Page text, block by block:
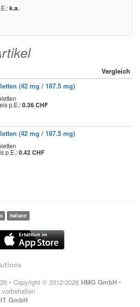
k.a.
Vergleich
(42 mg / 187.5 mg)
p.E.:0.36 CHF
(42 mg / 187.5 mg)
p.E.:0.42 CHF
Italiano
• Copyright © 2012-2026 HMG GmbH •
GmbH